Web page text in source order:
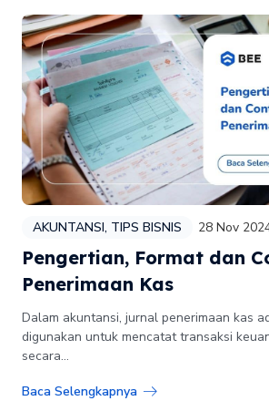
AKUNTANSI, TIPS BISNIS 28 Nov
Pengertian, Format dan
Penerimaan Kas
Dalam akuntansi, jurnal penerimaan kas
digunakan untuk mencatat transaksi
secara...
Baca Selengkapnya